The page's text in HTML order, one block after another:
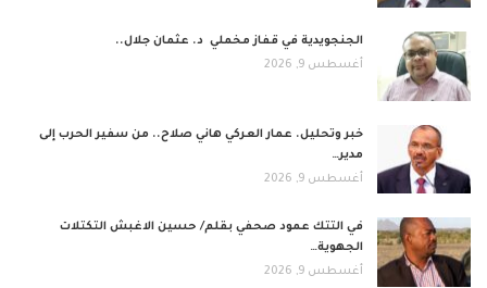
الجنجويدية في قفاز مخملي د. عثمان جلال..
أغسطس 9, 2026
خبر وتحليل. عمار العركي هاني صلاح.. من سفير الحرب إلى
مدير…
أغسطس 9, 2026
في التتك عمود صحفي بقلم/ حسين الاغبش التكتلات
الجهوية…
أغسطس 9, 2026